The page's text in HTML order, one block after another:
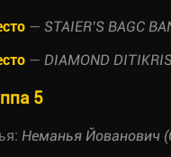
— STAIER’S BAGC
— DIAMOND
5
Неманья Йованович